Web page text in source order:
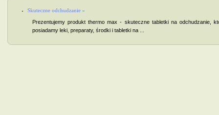
Skuteczne odchudzanie »
Prezentujemy produkt thermo max - skuteczne tabletki na odchudzanie,
posiadamy leki, preparaty, środki i tabletki na ...